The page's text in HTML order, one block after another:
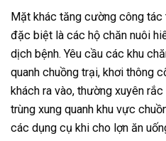
Mặt khác tăng cường công tác
đặc biệt là các hộ chăn nuôi
dịch bệnh. Yêu cầu các khu
quanh chuồng trại, khơi thông
khách ra vào, thường xuyên
trùng xung quanh khu vực
các dụng cụ khi cho lợn ăn